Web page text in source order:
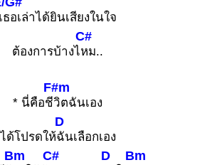
เธอเล่าได้ยินเสียงในใจ
ต้องการบ้างไ
C#
หม..
* นี่คือชี
F#m
วิตฉันเอง
ได้โปรดให้
D
ฉันเลือกเอง
Bm C# D Bm